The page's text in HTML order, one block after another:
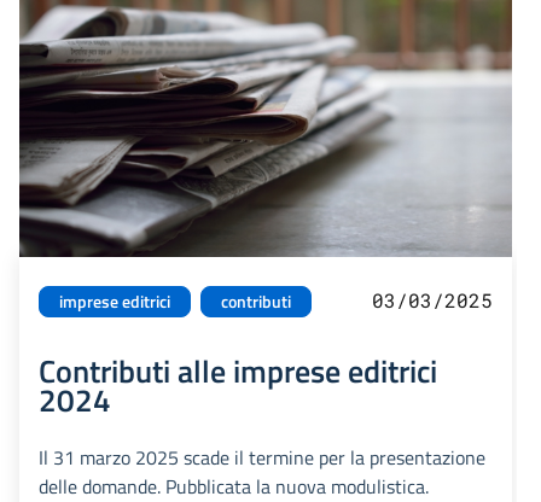
imprese editrici contributi 03/03/2025
Contributi alle imprese editrici
2024
Il 31 marzo 2025 scade il termine per la presentazione
delle domande. Pubblicata la nuova modulistica.